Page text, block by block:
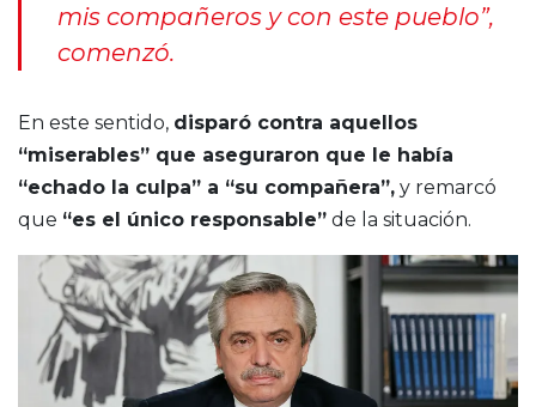
mis compañeros y con este pueblo”,
comenzó.
En este sentido, disparó contra aquellos
“miserables” que aseguraron que le había
“echado la culpa” a “su compañera”, y remarcó
que “es el único responsable” de la situación.